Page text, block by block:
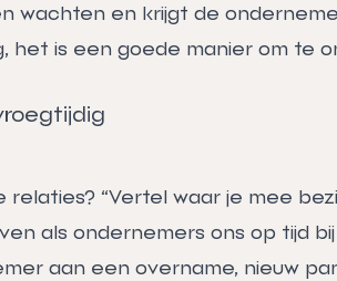
wachten en krijgt de
het is een goede manier om te
relaties? “Vertel waar je mee
als ondernemers ons op tijd
aan een overname, nieuw